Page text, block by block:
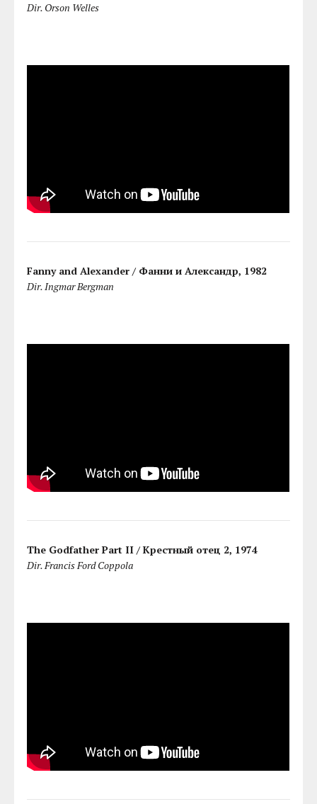
Dir. Orson Welles
Fanny and Alexander / Фанни и Александр, 1982
Dir. Ingmar Bergman
The Godfather Part II / Крестный отец 2, 1974
Dir. Francis Ford Coppola